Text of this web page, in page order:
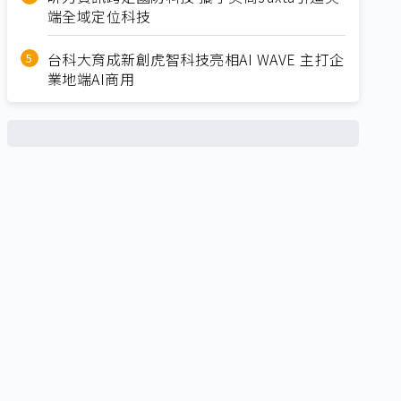
端全域定位科技
台科大育成新創虎智科技亮相AI WAVE 主打企
業地端AI商用